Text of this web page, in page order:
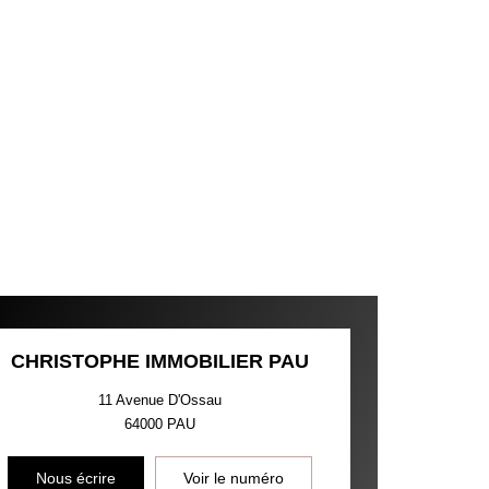
CHRISTOPHE IMMOBILIER PAU
11 Avenue D'Ossau
64000 PAU
Nous écrire Voir le numéro